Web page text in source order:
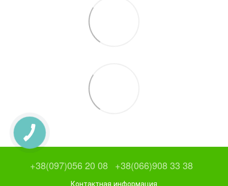
+38(097)056 20 08 +38(066)908 33 38
Контактная информация